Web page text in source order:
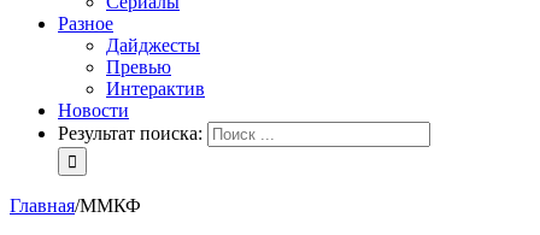
Разное
Дайджесты
Превью
Интерактив
Новости
Результат поиска:
Главная/ММКФ